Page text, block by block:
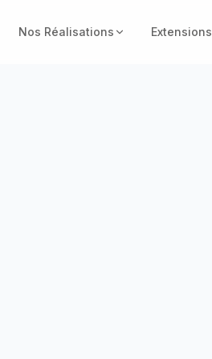
Nos Réalisations Extensions